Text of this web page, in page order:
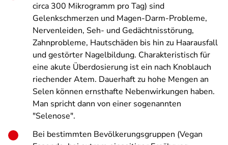
circa 300 Mikrogramm pro Tag) sind
Gelenkschmerzen und Magen-Darm-Probleme,
Nervenleiden, Seh- und Gedächtnisstörung,
Zahnprobleme, Hautschäden bis hin zu Haarausfall
und gestörter Nagelbildung. Charakteristisch für
eine akute Überdosierung ist ein nach Knoblauch
riechender Atem. Dauerhaft zu hohe Mengen an
Selen können ernsthafte Nebenwirkungen haben.
Man spricht dann von einer sogenannten
"Selenose".
Bei bestimmten Bevölkerungsgruppen (Vegan